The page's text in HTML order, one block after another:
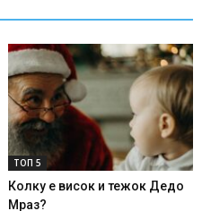
ТОП 5
Колку е висок и тежок Дедо
Мраз?